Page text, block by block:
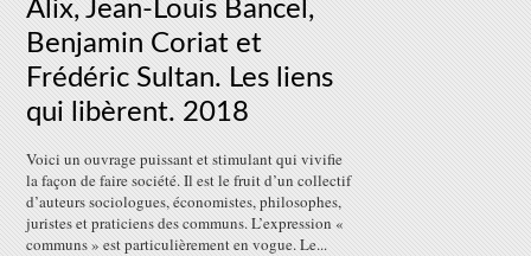
Alix, Jean-Louis Bancel,
Benjamin Coriat et
Frédéric Sultan. Les liens
qui libèrent. 2018
Voici un ouvrage puissant et stimulant qui vivifie
la façon de faire société. Il est le fruit d’un collectif
d’auteurs sociologues, économistes, philosophes,
juristes et praticiens des communs. L’expression «
communs » est particulièrement en vogue. Le...